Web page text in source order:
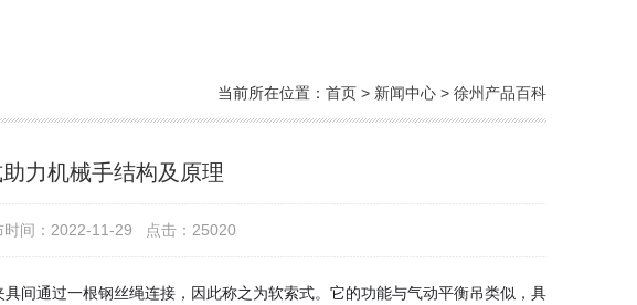
当前所在位置： 首页 > 新闻中心 > 徐州产品百科
力机械手结构及原理
间：2022-11-29 点击：25020
间通过一根钢丝绳连接，因此称之为软索式。它的功能与气动平衡吊类似，具